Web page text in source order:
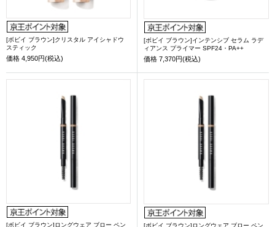
[ボビイ ブラウン]クリスタル アイシャドウ
スティック
価格 4,950円(税込)
[ボビイ ブラウン]インテンシブ セラム ラデ
ィアンス プライマー SPF24・PA++
価格 7,370円(税込)
[ボビイ ブラウン]ロングウェア ブロー ペン
[ボビイ ブラウン]ロングウェア ブロー ペン